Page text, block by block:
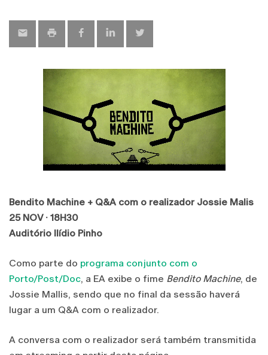
Bendito Machine + Q&A com o realizador Jossie Malis
25 NOV · 18H30
Auditório Ilídio Pinho
Como parte do programa conjunto com o
Porto/Post/Doc, a EA exibe o fime Bendito Machine, de
Jossie Mallis, sendo que no final da sessão haverá
lugar a um Q&A com o realizador.
A conversa com o realizador será também transmitida